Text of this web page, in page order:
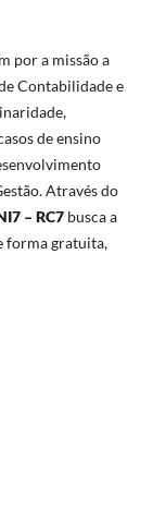
por a missão a
Contabilidade e
de ensino
Através do
– RC7busca a
forma gratuita,